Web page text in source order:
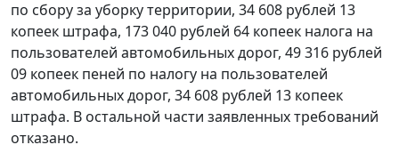
по сбору за уборку территории, 34 608 рублей 13
копеек штрафа, 173 040 рублей 64 копеек налога на
пользователей автомобильных дорог, 49 316 рублей
09 копеек пеней по налогу на пользователей
автомобильных дорог, 34 608 рублей 13 копеек
штрафа. В остальной части заявленных требований
отказано.